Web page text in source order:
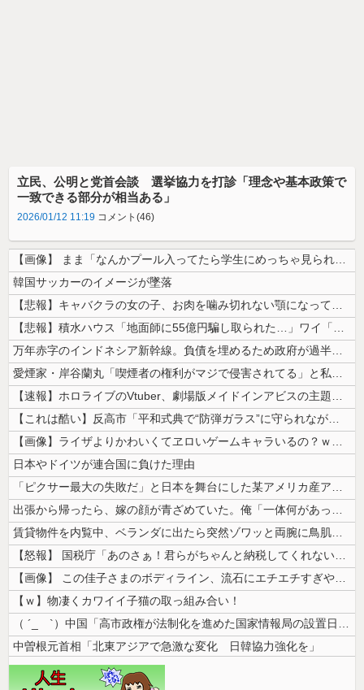
立民、公明と党首会談 選挙協力を打診「理念や基本政策で
一致できる部分が相当ある」
2026/01/12 11:19 コメント(46)
【画像】 まま「なんかプール入ってたら学生にめっちゃ見られたw」
韓国サッカーのイメージが墜落
【悲報】キャバクラの女の子、お肉を噛み切れない顎になってしまう・・・
【悲報】積水ハウス「地面師に55億円騙し取られた…」ワイ「会社終わった...
万年赤字のインドネシア新幹線。負債を埋めるため政府が過半数の株式を引き...
愛煙家・岸谷蘭丸「喫煙者の権利がマジで侵害されてる」と私見 「いくら税...
【速報】ホロライブのVtuber、劇場版メイドインアビスの主題歌決定w...
【これは酷い】反高市「平和式典で“防弾ガラス”に守られながらスピーチ。...
【画像】ライザよりかわいくてヱロいゲームキャラいるの？ｗｗｗｗｗ
日本やドイツが連合国に負けた理由
「ピクサー最大の失敗だ」と日本を舞台にした某アメリカ産アニメが話題に、...
出張から帰ったら、嫁の顔が青ざめていた。俺「一体何があったんだ？」嫁「...
賃貸物件を内覧中、ベランダに出たら突然ゾワッと両腕に鳥肌が出た。「やっ...
【怒報】 国税庁「あのさぁ！君らがちゃんと納税してくれないとこうなっち...
【画像】 この佳子さまのボディライン、流石にエチエチすぎやろ！
【ｗ】物凄くカワイイ子猫の取っ組み合い！
（ ´_ゝ`）中国「高市政権が法制化を進めた国家情報局の設置日が7月3...
中曽根元首相「北東アジアで急激な変化 日韓協力強化を」